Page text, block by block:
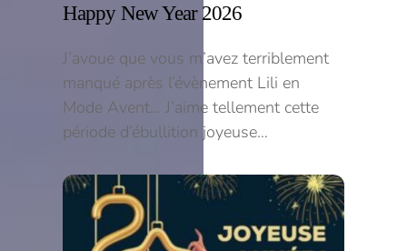
Happy New Year 2026
J’avoue que vous m’avez terriblement
manqué après l’évènement Lili en
Mode Avent… J’aime tellement cette
période d’ébullition joyeuse…